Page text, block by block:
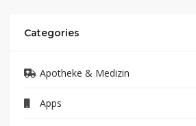
Categories
Apotheke & Medizin
Apps